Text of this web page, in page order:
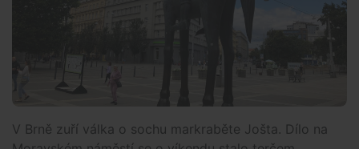
V Brně zuří válka o sochu markraběte Jošta. Dílo na